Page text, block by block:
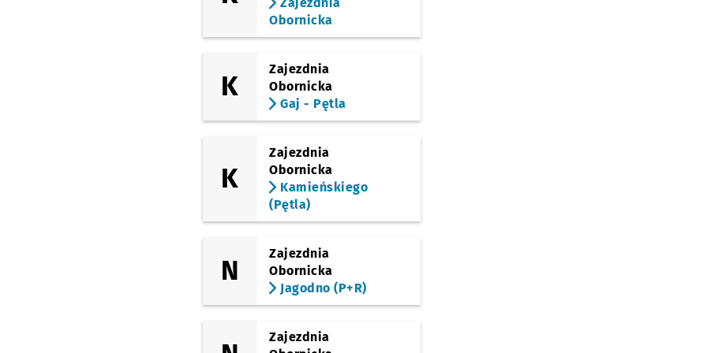
Obornicka
K
Zajezdnia
Obornicka
Gaj - Pętla
K
Zajezdnia
Obornicka
Kamieńskiego
(Pętla)
N
Zajezdnia
Obornicka
Jagodno (P+R)
Zajezdnia